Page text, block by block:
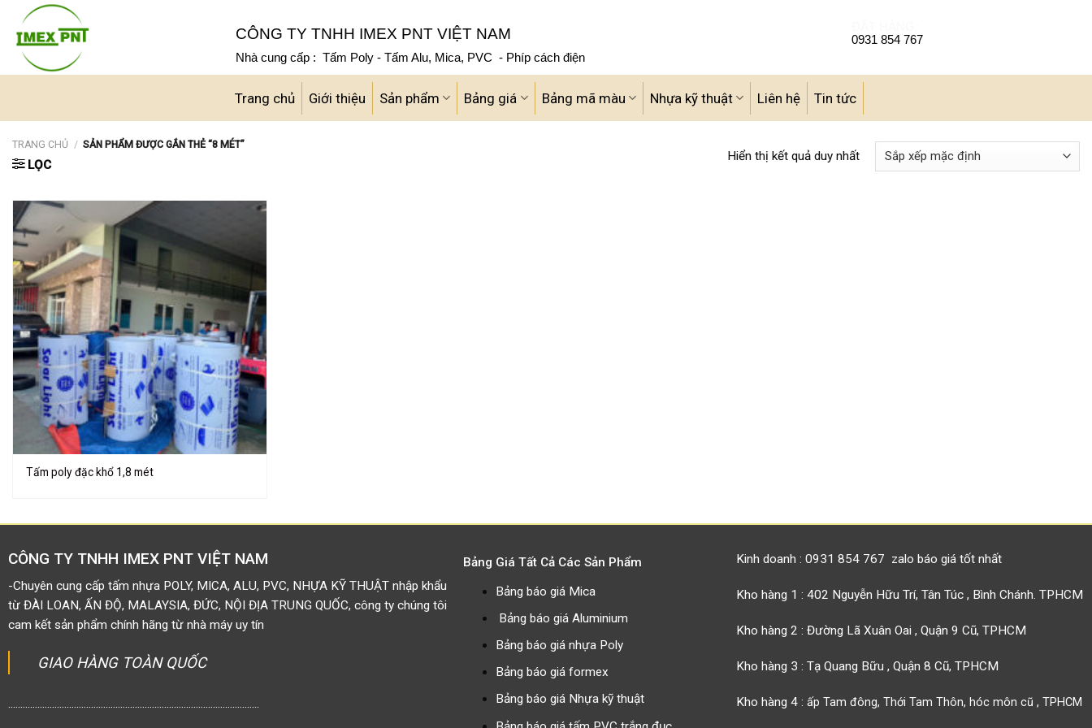
content
CÔNG TY TNHH IMEX PNT VIỆT NAM
Nhà cung cấp : Tấm Poly - Tấm Alu, Mica, PVC - Phíp cách điện
0931 854 767
Trang chủ Giới thiệu Sản phẩm Bảng giá Bảng mã màu Nhựa kỹ thuật Liên hệ Tin tức
TRANG CHỦ / SẢN PHẨM ĐƯỢC GẮN THẺ “8 MÉT”
LỌC
Hiển thị kết quả duy nhất
Tấm poly đặc khổ 1,8 mét
CÔNG TY TNHH IMEX PNT VIỆT NAM
-Chuyên cung cấp tấm nhựa POLY, MICA, ALU, PVC, NHỰA KỸ THUẬT nhập khẩu
từ ĐÀI LOAN, ẤN ĐỘ, MALAYSIA, ĐỨC, NỘI ĐỊA TRUNG QUỐC, công ty chúng tôi
cam kết sản phẩm chính hãng từ nhà máy uy tín
GIAO HÀNG TOÀN QUỐC
Bảng Giá Tất Cả Các Sản Phẩm
Bảng báo giá Mica
Bảng báo giá Aluminium
Bảng báo giá nhựa Poly
Bảng báo giá formex
Bảng báo giá Nhựa kỹ thuật
Kinh doanh : 0931 854 767 zalo báo giá tốt nhất
Kho hàng 1 : 402 Nguyễn Hữu Trí, Tân Túc , Bình Chánh. TPHCM
Kho hàng 2 : Đường Lã Xuân Oai , Quận 9 Cũ, TPHCM
Kho hàng 3 : Tạ Quang Bữu , Quận 8 Cũ, TPHCM
Kho hàng 4 : ấp Tam đông, Thới Tam Thôn, hóc môn cũ , TPHCM